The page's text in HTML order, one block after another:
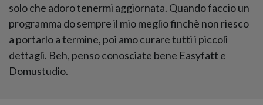
solo che adoro tenermi aggiornata. Quando faccio un
programma do sempre il mio meglio finchè non riesco
a portarlo a termine, poi amo curare tutti i piccoli
dettagli. Beh, penso conosciate bene Easyfatt e
Domustudio.